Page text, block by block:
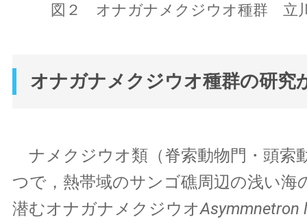
図２ オナガナメクジウオ種群 立
オナガナメクジウオ種群の研究
ナメクジウオ類（脊索動物門・頭索
つで，熱帯域のサンゴ礁周辺の浅い海
潜むオナガナメクジウオAsymmnetron